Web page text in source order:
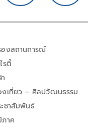
องสถานการณ์
รตี้
งเที่ยว – ศิลปวัฒนธรรม
ชาสัมพันธ์
าค